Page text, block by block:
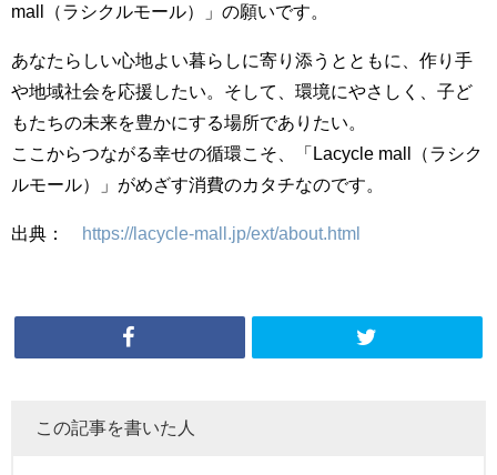
mall（ラシクルモール）」の願いです。
あなたらしい心地よい暮らしに寄り添うとともに、作り手
や地域社会を応援したい。そして、環境にやさしく、子ど
もたちの未来を豊かにする場所でありたい。
ここからつながる幸せの循環こそ、「Lacycle mall（ラシク
ルモール）」がめざす消費のカタチなのです。
出典： https://lacycle-mall.jp/ext/about.html
この記事を書いた人